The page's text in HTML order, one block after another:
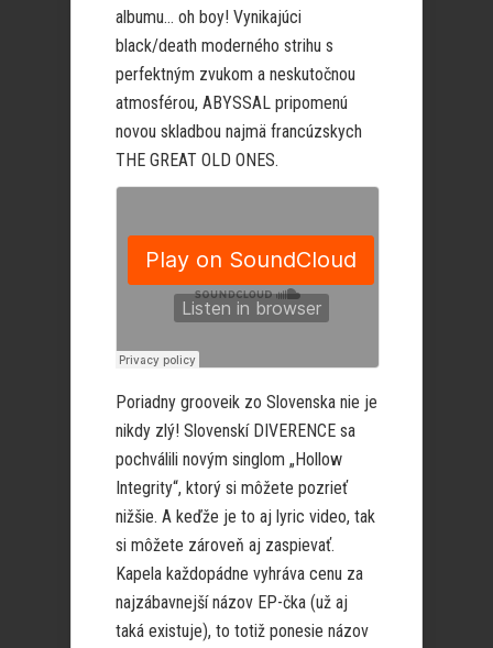
albumu… oh boy! Vynikajúci
black/death moderného strihu s
perfektným zvukom a neskutočnou
atmosférou, ABYSSAL pripomenú
novou skladbou najmä francúzskych
THE GREAT OLD ONES.
Poriadny grooveik zo Slovenska nie je
nikdy zlý! Slovenskí DIVERENCE sa
pochválili novým singlom „Hollow
Integrity“, ktorý si môžete pozrieť
nižšie. A keďže je to aj lyric video, tak
si môžete zároveň aj zaspievať.
Kapela každopádne vyhráva cenu za
najzábavnejší názov EP-čka (už aj
taká existuje), to totiž ponesie názov